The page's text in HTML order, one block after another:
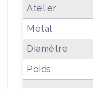
Atelier
Métal
Diamètre
Poids